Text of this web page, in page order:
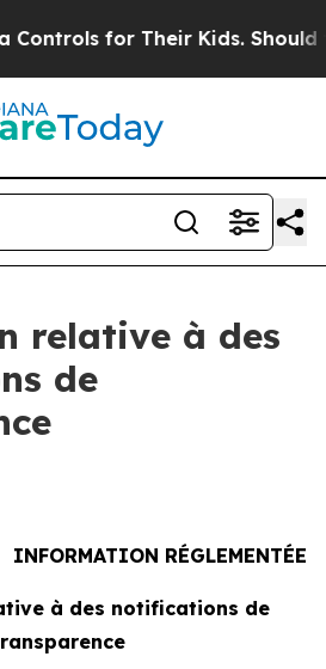
for Their Kids. Should the
relative à des
de
INFORMATION RÉGLEMENTÉE
à des notifications de